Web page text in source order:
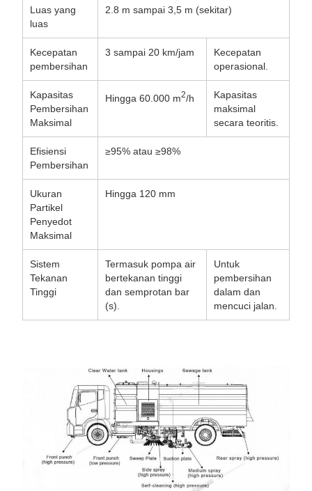
Luas yang
luas
2.8 m sampai 3,5 m (sekitar)
Kecepatan
pembersihan
3 sampai 20 km/jam
Kecepatan
operasional.
Kapasitas
Pembersihan
Maksimal
Hingga 60.000 m2/h
Kapasitas
maksimal
secara teoritis.
Efisiensi
Pembersihan
≥95% atau ≥98%
Ukuran
Partikel
Penyedot
Maksimal
Hingga 120 mm
Sistem
Tekanan
Tinggi
Termasuk pompa air
bertekanan tinggi
dan semprotan bar
(s).
Untuk
pembersihan
dalam dan
mencuci jalan.